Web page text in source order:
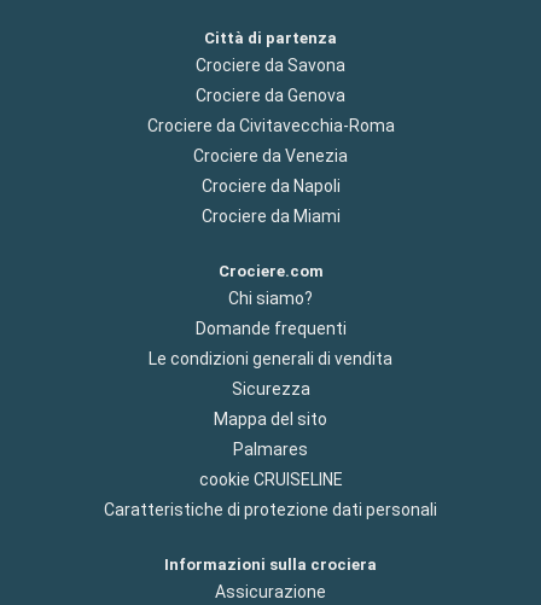
Città di partenza
Crociere da Savona
Crociere da Genova
Crociere da Civitavecchia-Roma
Crociere da Venezia
Crociere da Napoli
Crociere da Miami
Crociere.com
Chi siamo?
Domande frequenti
Le condizioni generali di vendita
Sicurezza
Mappa del sito
Palmares
cookie CRUISELINE
Caratteristiche di protezione dati personali
Informazioni sulla crociera
Assicurazione